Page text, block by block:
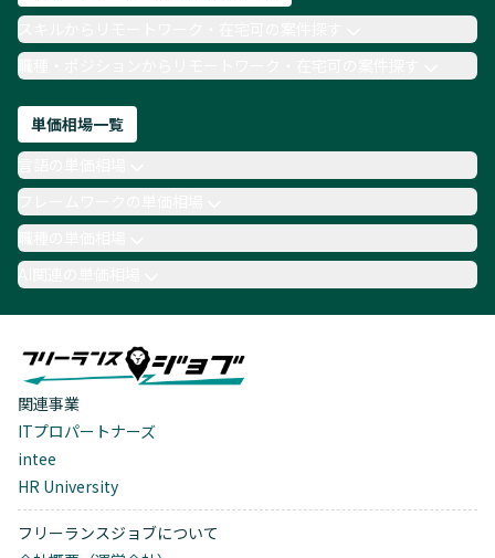
職種・ポジションからリモートワーク・在宅可の案件探す
単価相場一覧
職種の単価相場
AI関連の単価相場
関連事業
ITプロパートナーズ
intee
HR University
フリーランスジョブについて